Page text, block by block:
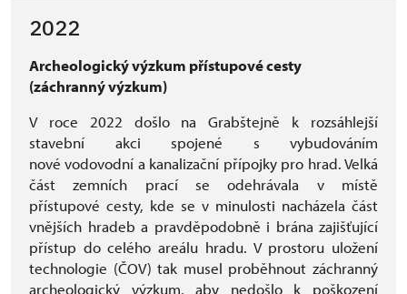
2022
Archeologický výzkum přístupové cesty
(záchranný výzkum)
V roce 2022 došlo na Grabštejně k rozsáhlejší
stavební akci spojené s vybudováním
nové vodovodní a kanalizační přípojky pro hrad. Velká
část zemních prací se odehrávala v místě
přístupové cesty, kde se v minulosti nacházela část
vnějších hradeb a pravděpodobně i brána zajišťující
přístup do celého areálu hradu. V prostoru uložení
technologie (ČOV) tak musel proběhnout záchranný
archeologický výzkum, aby nedošlo k poškození